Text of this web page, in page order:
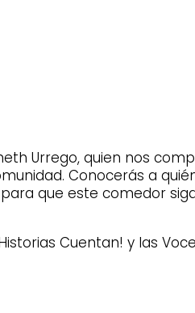
Urrego, quien nos
Conocerás a
que este comedor
Cuentan! y las